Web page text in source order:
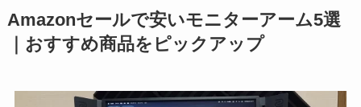
Amazonセールで安いモニターアーム5選
｜おすすめ商品をピックアップ